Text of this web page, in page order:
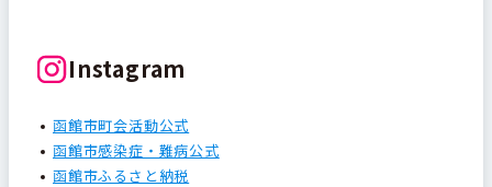
Instagram
函館市町会活動公式
函館市感染症・難病公式
函館市ふるさと納税